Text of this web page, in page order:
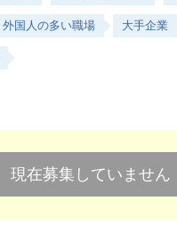
外国人の多い職場 大手企業
現在募集していません